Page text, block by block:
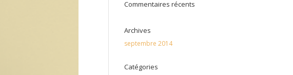
Commentaires récents
Archives
septembre 2014
Catégories